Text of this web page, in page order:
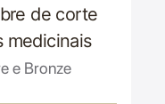
de corte
medicinais
e Bronze